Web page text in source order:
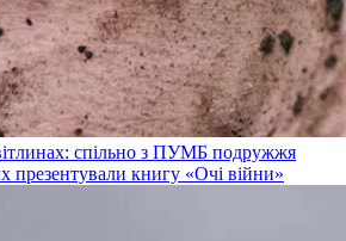
спільно з ПУМБ подружжя
презентували книгу «Очі війни»